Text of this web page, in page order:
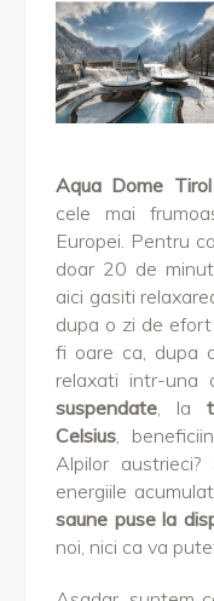
Aqua Dome Tirol
cele mai
Europei. Pentru
doar 20 de
aici gasiti
dupa o zi de
fi oare ca, dupa
relaxati intr-una
suspendate , la
Celsius ,
Alpilor
energiile
saune puse la
noi, nici ca va